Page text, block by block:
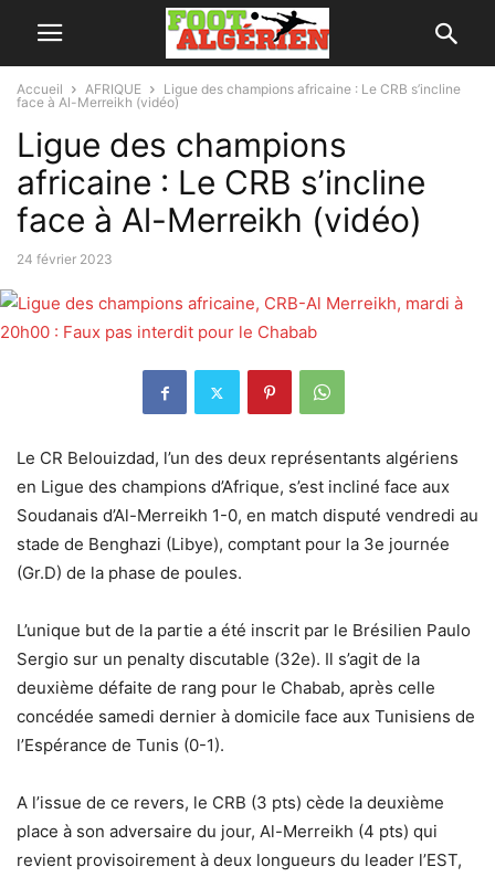
Accueil AFRIQUE
Ligue des champions africaine : Le CRB s’incline
face à Al-Merreikh (vidéo)
Ligue des champions
africaine : Le CRB s’incline
face à Al-Merreikh (vidéo)
24 février 2023
Le CR Belouizdad, l’un des deux représentants algériens
en Ligue des champions d’Afrique, s’est incliné face aux
Soudanais d’Al-Merreikh 1-0, en match disputé vendredi au
stade de Benghazi (Libye), comptant pour la 3e journée
(Gr.D) de la phase de poules.
L’unique but de la partie a été inscrit par le Brésilien Paulo
Sergio sur un penalty discutable (32e). Il s’agit de la
deuxième défaite de rang pour le Chabab, après celle
concédée samedi dernier à domicile face aux Tunisiens de
l’Espérance de Tunis (0-1).
A l’issue de ce revers, le CRB (3 pts) cède la deuxième
place à son adversaire du jour, Al-Merreikh (4 pts) qui
revient provisoirement à deux longueurs du leader l’EST,